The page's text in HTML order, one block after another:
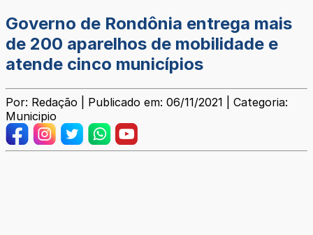
Governo de Rondônia entrega mais
de 200 aparelhos de mobilidade e
atende cinco municípios
Por: Redação | Publicado em: 06/11/2021 | Categoria:
Municipio